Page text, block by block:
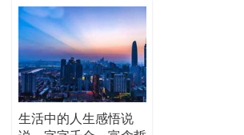
生活中的人生感悟说